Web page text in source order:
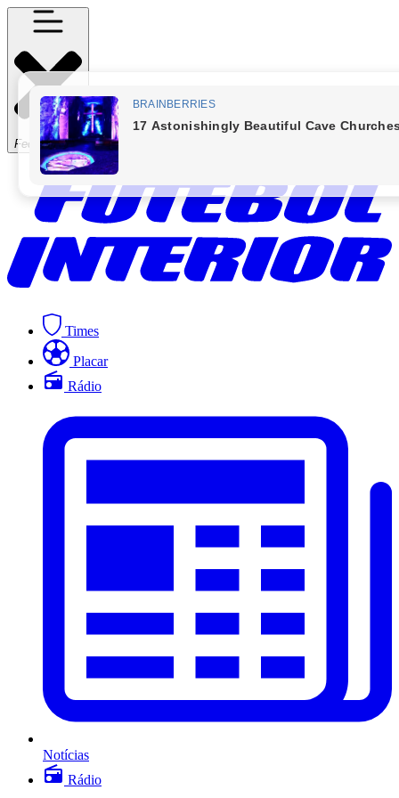
Fechar Menu
Times
Placar
Rádio
Notícias
Rádio